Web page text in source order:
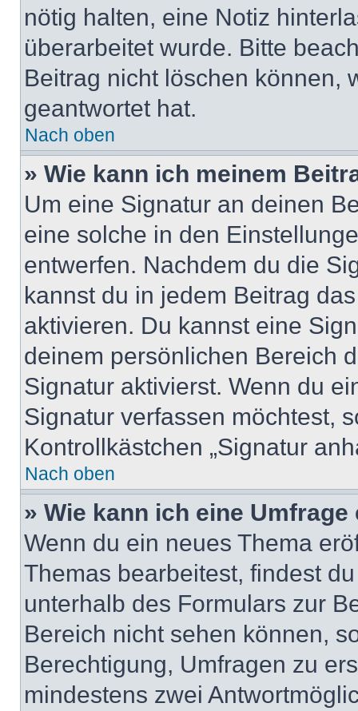
nötig halten, eine Notiz
überarbeitet wurde. Bitte
Beitrag nicht löschen können,
geantwortet hat.
Nach oben
» Wie kann ich meinem
Um eine Signatur an deinen
eine solche in den
entwerfen. Nachdem du die
kannst du in jedem Beitrag
aktivieren. Du kannst eine
deinem persönlichen Bereich
Signatur aktivierst. Wenn du
Signatur verfassen möchtest,
Kontrollkästchen „Signatur
Nach oben
» Wie kann ich eine
Wenn du ein neues Thema
Themas bearbeitest, findest
unterhalb des Formulars zur
Bereich nicht sehen können,
Berechtigung, Umfragen zu
mindestens zwei